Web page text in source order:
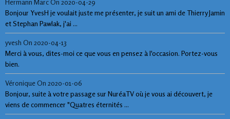
Hermann MarcOn 2020-04-29
Bonjour YvesH je voulait juste me présenter, je suit un ami de Thierry Jamin
et Stephan Pawlak, j'ai ...
yvesh On 2020-04-13
Merci à vous, dites-moi ce que vous en pensez à l'occasion. Portez-vous
bien.
VéroniqueOn 2020-01-06
Bonjour, suite à votre passage sur NuréaTV où je vous ai découvert, je
viens de commencer "Quatres éternités ...